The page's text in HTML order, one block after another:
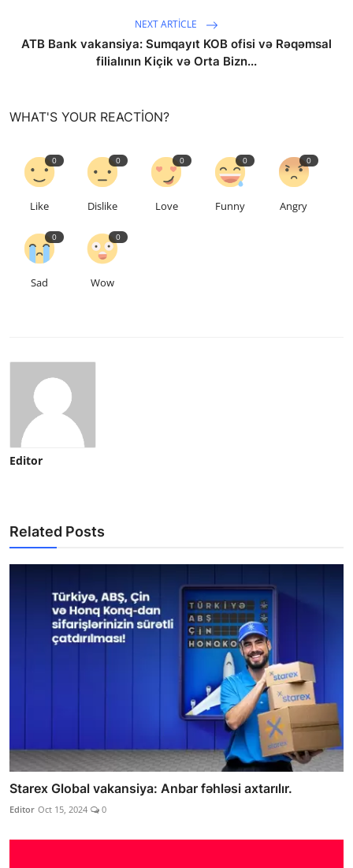
NEXT ARTICLE
ATB Bank vakansiya: Sumqayıt KOB ofisi və Rəqəmsal
filialının Kiçik və Orta Bizn...
WHAT'S YOUR REACTION?
0
Like
0
Dislike
0
Love
0
Funny
0
Angry
0
Sad
0
Wow
Editor
Related Posts
Starex Global vakansiya: Anbar fəhləsi axtarılır.
Editor Oct 15, 2024 0